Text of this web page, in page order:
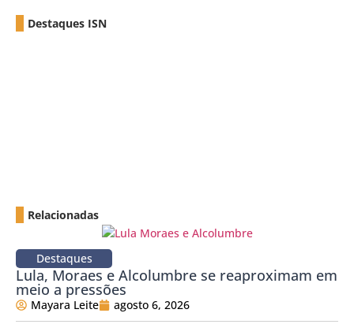
Destaques ISN
Relacionadas
Destaques
Lula, Moraes e Alcolumbre se reaproximam em
meio a pressões
Mayara Leite agosto 6, 2026